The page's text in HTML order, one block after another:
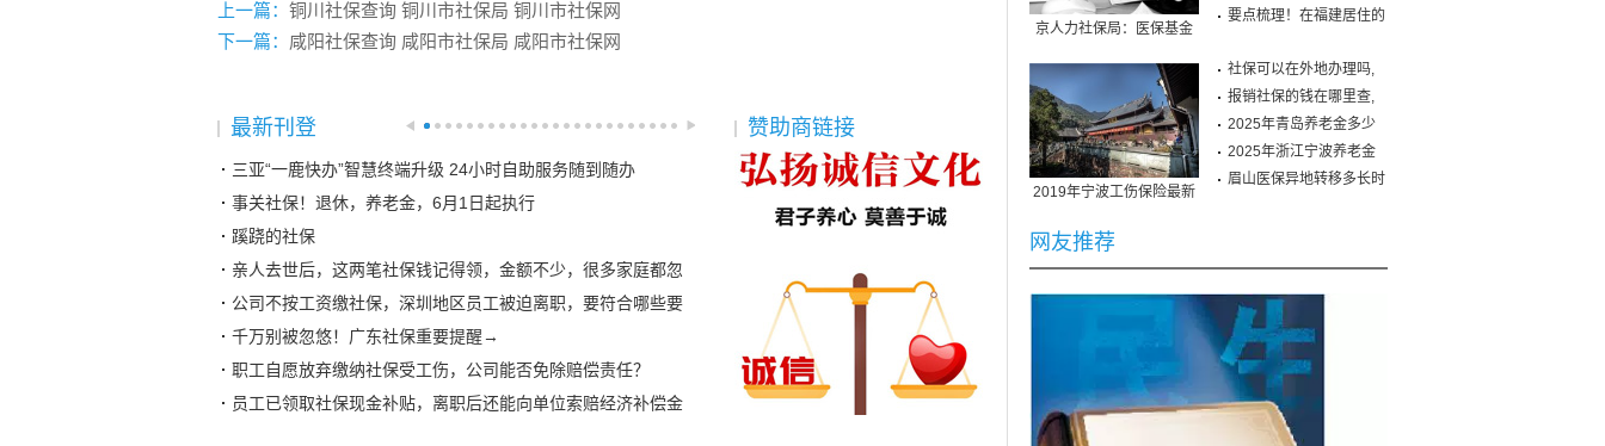
上一篇： 铜川社保查询 铜川市社保局 铜川市社保网
下一篇： 咸阳社保查询 咸阳市社保局 咸阳市社保网
最新刊登
三亚“一鹿快办”智慧终端升级 24小时自助服务随到随办
事关社保！退休，养老金，6月1日起执行
蹊跷的社保
亲人去世后，这两笔社保钱记得领，金额不少，很多家庭都忽
公司不按工资缴社保，深圳地区员工被迫离职，要符合哪些要
千万别被忽悠！广东社保重要提醒→
职工自愿放弃缴纳社保受工伤，公司能否免除赔偿责任？
员工已领取社保现金补贴，离职后还能向单位索赔经济补偿金
赞助商链接
京人力社保局：医保基金
教授：烧高香算命多半是
部门承包的寺院
孙雨果：增强政策民主 避
免孙子社保爷爷交！
要点梳理！在福建居住的
2019年宁波工伤保险最新
标准：领取条件、流程
社保可以在外地办理吗,
报销社保的钱在哪里查,
2025年青岛养老金多少
钱2025年浙江宁波养老金
认眉山医保异地转移多长时
网友推荐